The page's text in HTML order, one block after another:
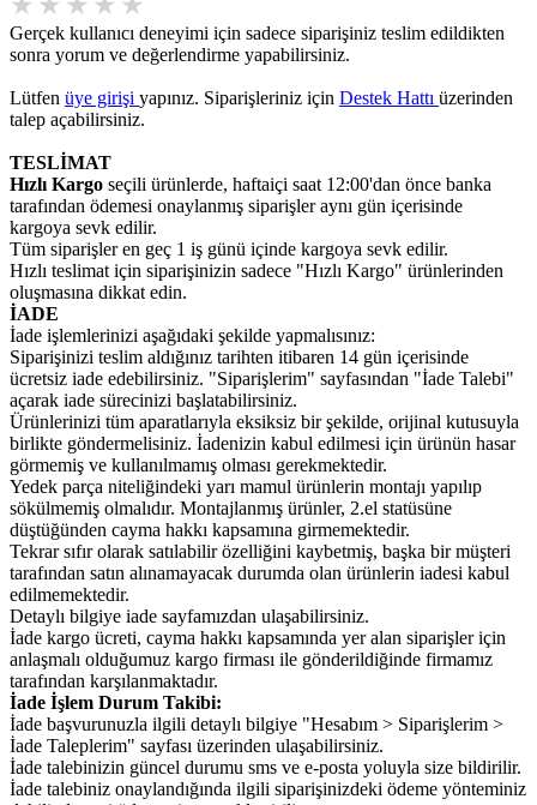
Gerçek kullanıcı deneyimi için sadece siparişiniz teslim edildikten
sonra yorum ve değerlendirme yapabilirsiniz.
Lütfen üye girişi yapınız. Siparişleriniz için Destek Hattı üzerinden
talep açabilirsiniz.
TESLİMAT
Hızlı Kargo seçili ürünlerde, haftaiçi saat 12:00'dan önce banka
tarafından ödemesi onaylanmış siparişler aynı gün içerisinde
kargoya sevk edilir.
Tüm siparişler en geç 1 iş günü içinde kargoya sevk edilir.
Hızlı teslimat için siparişinizin sadece "Hızlı Kargo" ürünlerinden
oluşmasına dikkat edin.
İADE
İade işlemlerinizi aşağıdaki şekilde yapmalısınız:
Siparişinizi teslim aldığınız tarihten itibaren 14 gün içerisinde
ücretsiz iade edebilirsiniz. "Siparişlerim" sayfasından "İade Talebi"
açarak iade sürecinizi başlatabilirsiniz.
Ürünlerinizi tüm aparatlarıyla eksiksiz bir şekilde, orijinal kutusuyla
birlikte göndermelisiniz. İadenizin kabul edilmesi için ürünün hasar
görmemiş ve kullanılmamış olması gerekmektedir.
Yedek parça niteliğindeki yarı mamul ürünlerin montajı yapılıp
sökülmemiş olmalıdır. Montajlanmış ürünler, 2.el statüsüne
düştüğünden cayma hakkı kapsamına girmemektedir.
Tekrar sıfır olarak satılabilir özelliğini kaybetmiş, başka bir müşteri
tarafından satın alınamayacak durumda olan ürünlerin iadesi kabul
edilmemektedir.
Detaylı bilgiye iade sayfamızdan ulaşabilirsiniz.
İade kargo ücreti, cayma hakkı kapsamında yer alan siparişler için
anlaşmalı olduğumuz kargo firması ile gönderildiğinde firmamız
tarafından karşılanmaktadır.
İade İşlem Durum Takibi:
İade başvurunuzla ilgili detaylı bilgiye "Hesabım > Siparişlerim >
İade Taleplerim" sayfası üzerinden ulaşabilirsiniz.
İade talebinizin güncel durumu sms ve e-posta yoluyla size bildirilir.
İade talebiniz onaylandığında ilgili siparişinizdeki ödeme yönteminiz